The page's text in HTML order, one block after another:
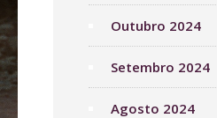
Outubro 2024
Setembro 2024
Agosto 2024